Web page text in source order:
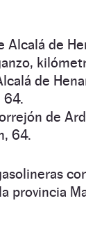
Alcalá de
de
64.
de
64.
provincia